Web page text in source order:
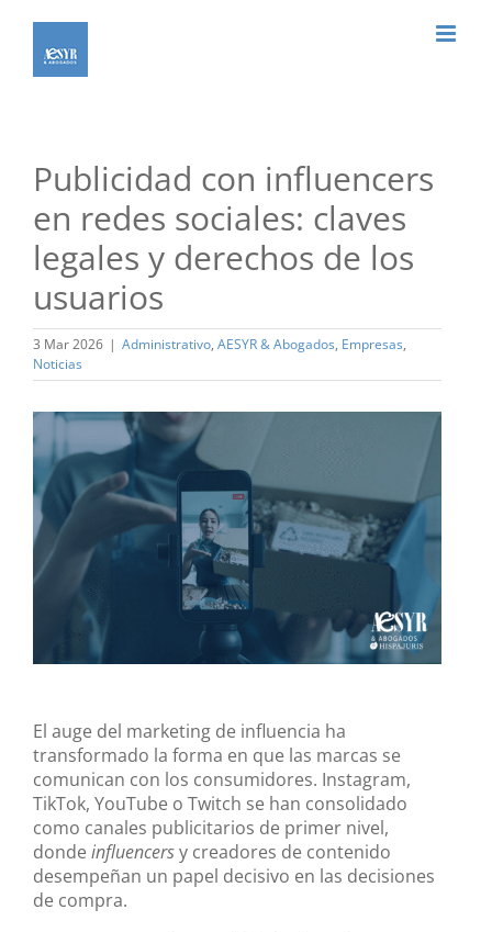
contenido
Publicidad con influencers
en redes sociales: claves
legales y derechos de los
usuarios
3 Mar 2026 | Administrativo, AESYR & Abogados, Empresas,
Noticias
Ver
imagen
más
grande
El auge del marketing de influencia ha
transformado la forma en que las marcas se
comunican con los consumidores. Instagram,
TikTok, YouTube o Twitch se han consolidado
como canales publicitarios de primer nivel,
donde influencersy creadores de contenido
desempeñan un papel decisivo en las decisiones
de compra.